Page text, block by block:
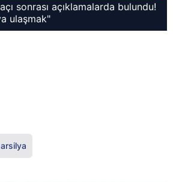
sonrası açıklamalarda bulundu!
ulaşmak"